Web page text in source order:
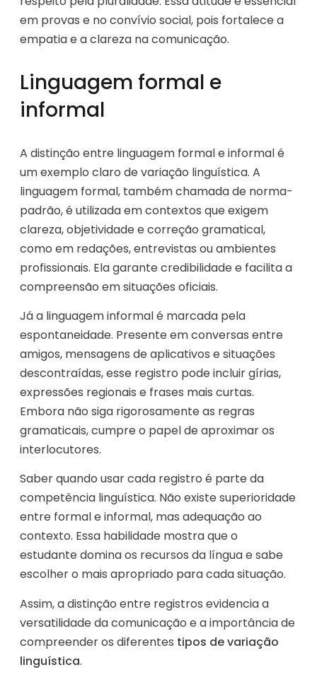
em provas e no convívio social, pois fortalece a
empatia e a clareza na comunicação.
Linguagem formal e
informal
A distinção entre linguagem formal e informal é
um exemplo claro de variação linguística. A
linguagem formal, também chamada de norma-
padrão, é utilizada em contextos que exigem
clareza, objetividade e correção gramatical,
como em redações, entrevistas ou ambientes
profissionais. Ela garante credibilidade e facilita a
compreensão em situações oficiais.
Já a linguagem informal é marcada pela
espontaneidade. Presente em conversas entre
amigos, mensagens de aplicativos e situações
descontraídas, esse registro pode incluir gírias,
expressões regionais e frases mais curtas.
Embora não siga rigorosamente as regras
gramaticais, cumpre o papel de aproximar os
interlocutores.
Saber quando usar cada registro é parte da
competência linguística. Não existe superioridade
entre formal e informal, mas adequação ao
contexto. Essa habilidade mostra que o
estudante domina os recursos da língua e sabe
escolher o mais apropriado para cada situação.
Assim, a distinção entre registros evidencia a
versatilidade da comunicação e a importância de
compreender os diferentes tipos de variação
linguística.